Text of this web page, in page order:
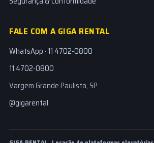
FALE COM A GIGA RENTAL
WhatsApp · 11 4702-0800
11 4702-0800
Vargem Grande Paulista, SP
@gigarental